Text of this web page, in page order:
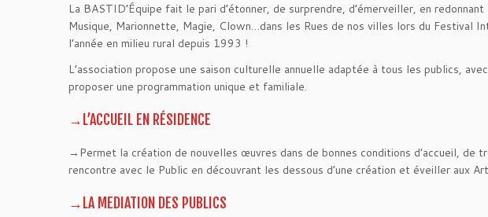
La BASTID’Équipe fait le pari d’étonner, de surprendre, d’émerveiller, en
Musique, Marionnette, Magie, Clown…dans les Rues de nos villes lors du Festival
l’année en milieu rural depuis 1993 !
L’association propose une saison culturelle annuelle adaptée à tous les publics,
proposer une programmation unique et familiale.
→L’ACCUEIL EN RÉSIDENCE
→Permet la création de nouvelles œuvres dans de bonnes conditions d’accueil,
rencontre avec le Public en découvrant les dessous d’une création et éveiller aux
→LA MEDIATION DES PUBLICS